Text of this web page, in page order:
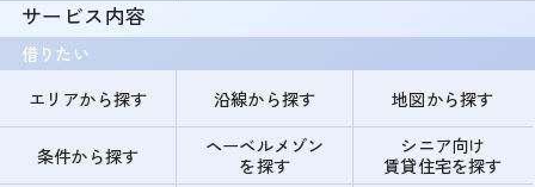
サービス内容
借りたい
エリアから探す
沿線から探す 地図から探す
条件から探す
ヘーベルメゾン
を探す
シニア向け
賃貸住宅を探す